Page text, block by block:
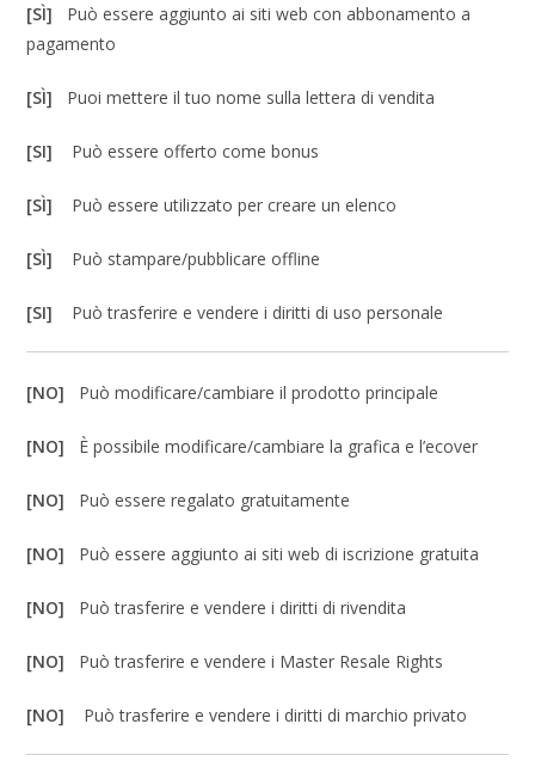
[SÌ] Può essere aggiunto ai siti web con abbonamento a
pagamento
[SÌ] Puoi mettere il tuo nome sulla lettera di vendita
[SI] Può essere offerto come bonus
[SÌ] Può essere utilizzato per creare un elenco
[SÌ] Può stampare/pubblicare offline
[SI] Può trasferire e vendere i diritti di uso personale
[NO] Può modificare/cambiare il prodotto principale
[NO] È possibile modificare/cambiare la grafica e l’ecover
[NO] Può essere regalato gratuitamente
[NO] Può essere aggiunto ai siti web di iscrizione gratuita
[NO] Può trasferire e vendere i diritti di rivendita
[NO] Può trasferire e vendere i Master Resale Rights
[NO] Può trasferire e vendere i diritti di marchio privato